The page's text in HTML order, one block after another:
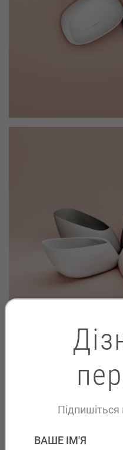
Підпишіться
FACEBOOK
ВАШЕ ІМ'Я